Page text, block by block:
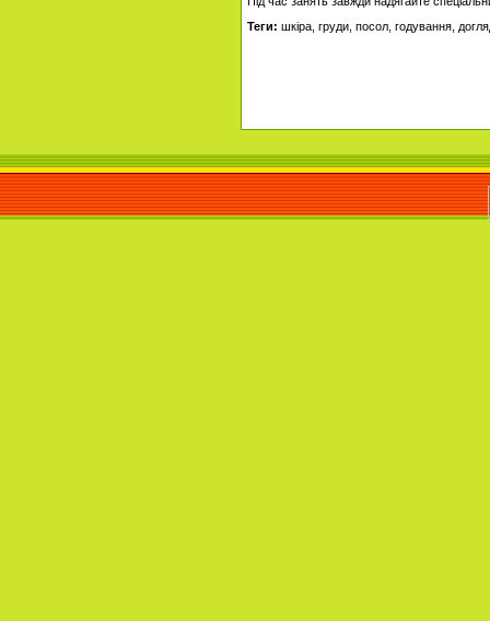
Теги: шкіра, груди, посол, годування,